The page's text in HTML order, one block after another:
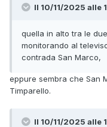
Il 10/11/2025 alle
quella in alto tra le
monitorando al
contrada San Marco,
eppure sembra che San
Timparello.
Il 10/11/2025 alle